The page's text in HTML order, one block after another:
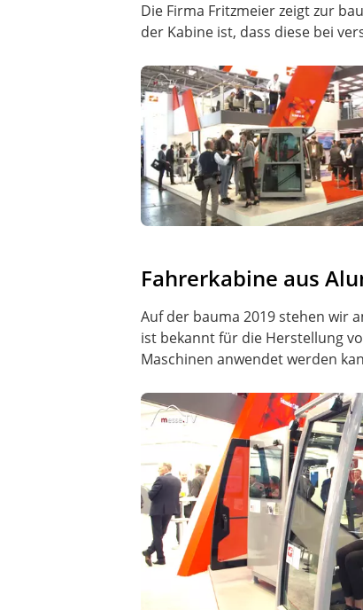
Die Firma Fritzmeier zeigt zur
der Kabine ist, dass diese bei
Fahrerkabine aus
Auf der bauma 2019 stehen wir
ist bekannt für die Herstellung
Maschinen anwendet werden